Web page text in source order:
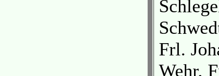
Frl.
Wehr,